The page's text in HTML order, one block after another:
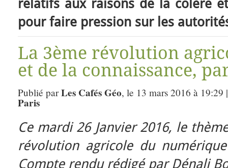
relatifs aux raisons de la colère
pour faire pression sur les
La 3ème révolution
et de la connaissance,
Publié parLes Cafés Géo, le 13 mars 2016 à
Paris
Ce mardi 26 Janvier 2016, le
révolution agricole du
Compte rendu rédigé par Dénali